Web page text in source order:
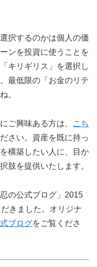
択するのかは個人の価
ンを投資に使うことを
キリギリス」を選択し
最低限の「お金のリテ
。
ご興味ある方は、
こち
さい。資産を既に持っ
構築したい人に、目か
肢を提供いたします。
の公式ブログ」2015
きました。オリジナ
ブログをご覧くださ